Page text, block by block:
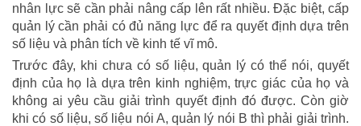
nhân lực sẽ cần phải nâng cấp lên rất nhiều. Đặc biệt, cấp
quản lý cần phải có đủ năng lực để ra quyết định dựa trên
số liệu và phân tích về kinh tế vĩ mô.
Trước đây, khi chưa có số liệu, quản lý có thể nói, quyết
định của họ là dựa trên kinh nghiệm, trực giác của họ và
không ai yêu cầu giải trình quyết định đó được. Còn giờ
khi có số liệu, số liệu nói A, quản lý nói B thì phải giải trình.